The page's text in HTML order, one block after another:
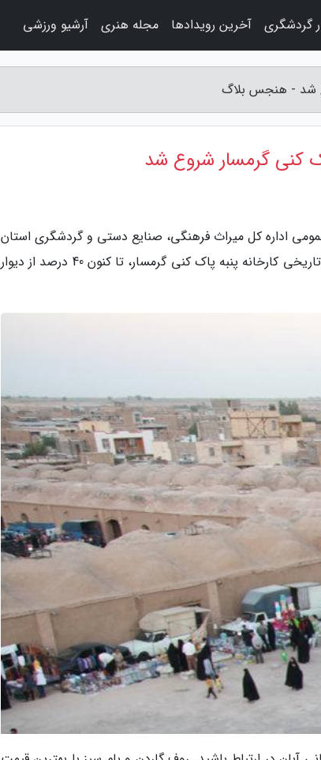
شد - هنجس بلاگ
کنی گرمسار شروع شد
اداره کل میراث فرهنگی، صنایع دستی و گردشگری استان
سمنان، حسین خواجه بیدختی گفت: در فاز جدید مرمت بنای تاریخی کارخانه پنبه پاک کنی گرمسار، تا کنون 40 درصد از دیوار
گردشگری آخرین رویدادها مجله هنری آرشیو ورزشی